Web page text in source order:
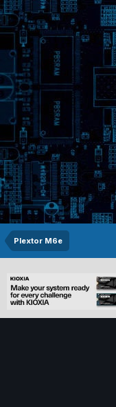
Plextor M6e